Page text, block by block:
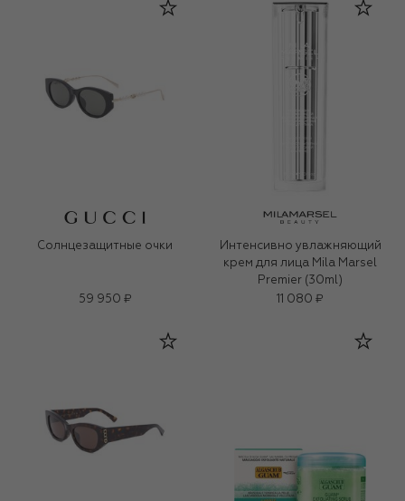
Солнцезащитные очки
59 950 ₽
Интенсивно увлажняющий
крем для лица Mila Marsel
Premier (30ml)
11 080 ₽